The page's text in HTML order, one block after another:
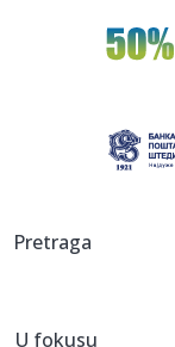
00:02:Na
Tri
23:47:KIKS
sam iz...
Pretraga
U fokusu